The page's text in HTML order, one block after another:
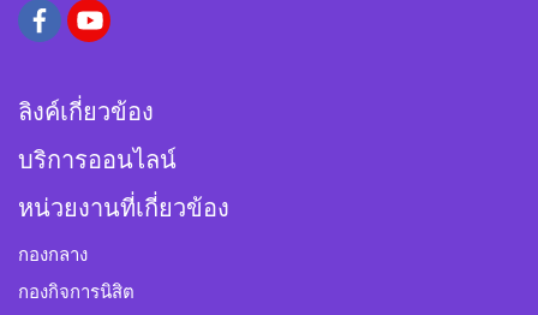
ลิงค์เกี่ยวข้อง
บริการออนไลน์
หน่วยงานที่เกี่ยวข้อง
กองกลาง
กองกิจการนิสิต